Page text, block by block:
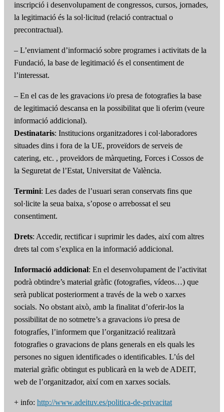
inscripció i desenvolupament de congressos, cursos, jornades,
la legitimació és la sol·licitud (relació contractual o
precontractual).
– L’enviament d’informació sobre programes i activitats de la
Fundació, la base de legitimació és el consentiment de
l’interessat.
– En el cas de les gravacions i/o presa de fotografies la base
de legitimació descansa en la possibilitat que li oferim (veure
informació addicional).
Destinataris: Institucions organitzadores i col·laboradores
situades dins i fora de la UE, proveïdors de serveis de
catering, etc. , proveïdors de màrqueting, Forces i Cossos de
la Seguretat de l’Estat, Universitat de València.
Termini: Les dades de l’usuari seran conservats fins que
sol·licite la seua baixa, s’opose o arrebossat el seu
consentiment.
Drets: Accedir, rectificar i suprimir les dades, així com altres
drets tal com s’explica en la informació addicional.
Informació addicional: En el desenvolupament de l’activitat
podrà obtindre’s material gràfic (fotografies, vídeos…) que
serà publicat posteriorment a través de la web o xarxes
socials. No obstant això, amb la finalitat d’oferir-los la
possibilitat de no sotmetre’s a gravacions i/o presa de
fotografíes, l’informem que l’organització realitzarà
fotografies o gravacions de plans generals en els quals les
persones no siguen identificades o identificables. L’ús del
material gràfic obtingut es publicarà en la web de ADEIT,
web de l’organitzador, així com en xarxes socials.
+ info: http://www.adeituv.es/politica-de-privacitat